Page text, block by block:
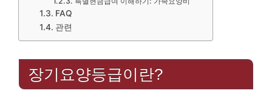
FAQ
관련
장기요양등급이란?